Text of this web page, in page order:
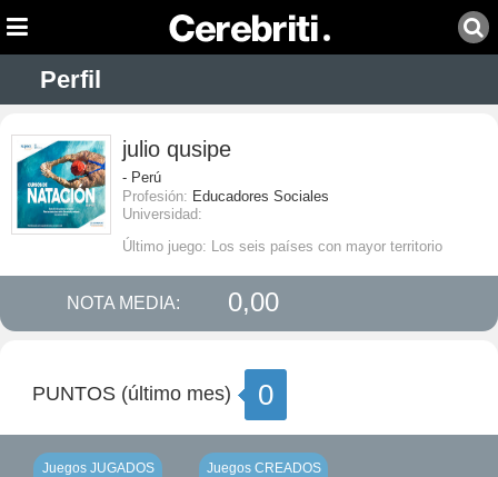
Perfil
julio qusipe
- Perú
Profesión: Educadores Sociales
Universidad:
Último juego: Los seis países con mayor territorio
NOTA MEDIA: 0,00
PUNTOS (último mes) 0
Juegos JUGADOS Juegos CREADOS